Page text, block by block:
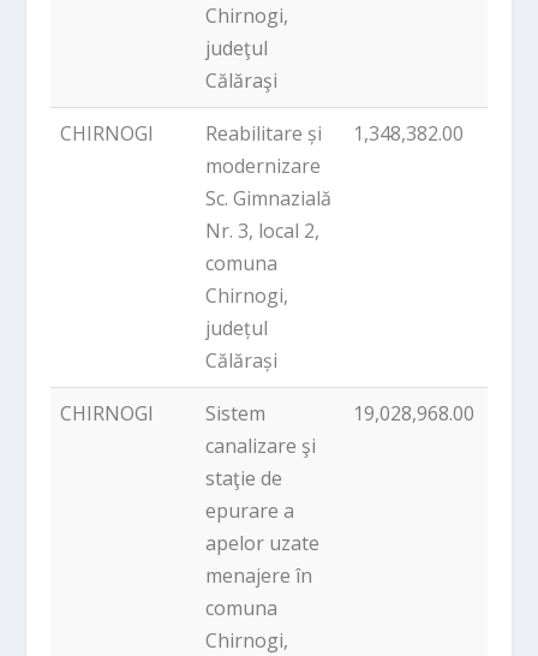
Chirnogi,
judeţul
Călăraşi
CHIRNOGI
Reabilitare și
modernizare
Sc. Gimnazială
Nr. 3, local 2,
comuna
Chirnogi,
județul
Călărași
1,348,382.00
CHIRNOGI
Sistem
canalizare şi
staţie de
epurare a
apelor uzate
menajere în
comuna
Chirnogi,
19,028,968.00